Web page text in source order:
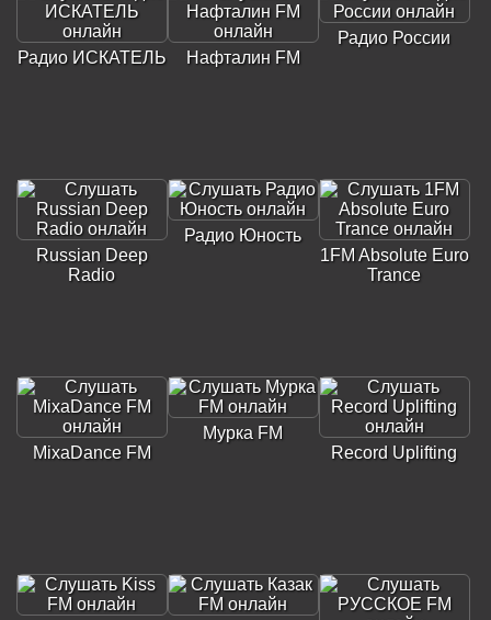
Радио ИСКАТЕЛЬ Нафталин FM
Радио России
Russian Deep
Radio
Радио Юность
1FM Absolute Euro
Trance
MixaDance FM
Мурка FM
Record Uplifting